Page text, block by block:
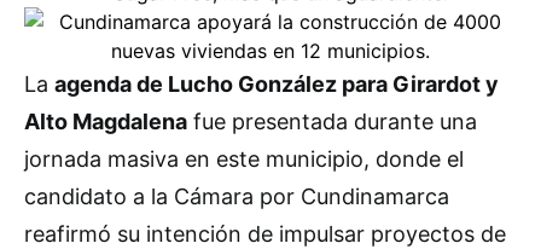
La agenda de Lucho González para Girardot y
Alto Magdalena fue presentada durante una
jornada masiva en este municipio, donde el
candidato a la Cámara por Cundinamarca
reafirmó su intención de impulsar proyectos de